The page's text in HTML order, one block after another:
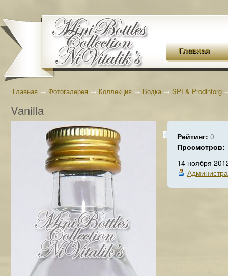
Главная
Главная → Фотогалерея → Коллекция → Водка→ SPI & Prodintorg
Vanilla
Рейтинг: 0
Просмотров:
14 ноября